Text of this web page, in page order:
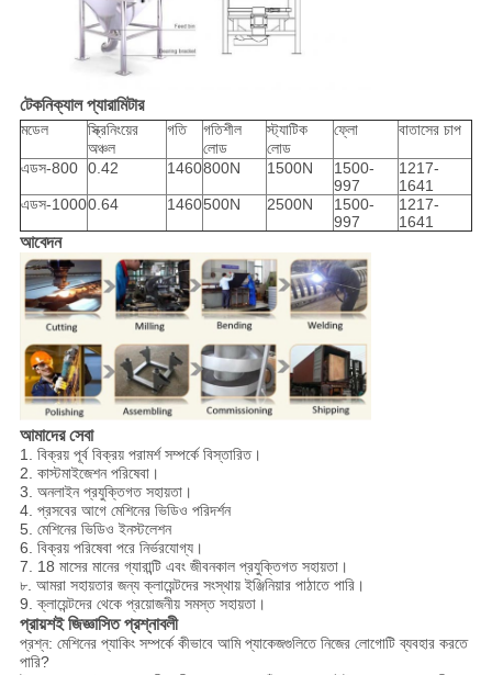
টেকনিক্যাল প্যারামিটার
মডেল
স্ক্রিনিংয়ের
অঞ্চল
গতি
গতিশীল
লোড
স্ট্যাটিক
লোড
ফ্লো বাতাসের চাপ
এডস-800 0.42 1460800N 1500N
1500-
997
1217-
1641
এডস-10000.64 1460500N 2500N
1500-
997
1217-
1641
আবেদন
আমাদের সেবা
1. বিক্রয় পূর্ব বিক্রয় পরামর্শ সম্পর্কে বিস্তারিত।
2. কাস্টমাইজেশন পরিষেবা।
3. অনলাইন প্রযুক্তিগত সহায়তা।
4. প্রসবের আগে মেশিনের ভিডিও পরিদর্শন
5. মেশিনের ভিডিও ইনস্টলেশন
6. বিক্রয় পরিষেবা পরে নির্ভরযোগ্য।
7. 18 মাসের মানের গ্যারান্টি এবং জীবনকাল প্রযুক্তিগত সহায়তা।
৮. আমরা সহায়তার জন্য ক্লায়েন্টদের সংস্থায় ইঞ্জিনিয়ার পাঠাতে পারি।
9. ক্লায়েন্টদের থেকে প্রয়োজনীয় সমস্ত সহায়তা।
প্রায়শই জিজ্ঞাসিত প্রশ্নাবলী
প্রশ্ন: মেশিনের প্যাকিং সম্পর্কে কীভাবে আমি প্যাকেজগুলিতে নিজের লোগোটি ব্যবহার করতে
পারি?